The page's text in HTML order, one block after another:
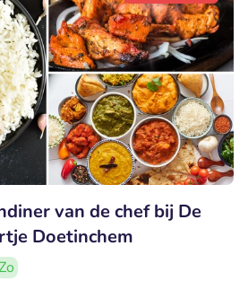
van de chef bij De
Doetinchem